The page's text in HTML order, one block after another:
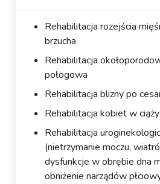
Rehabilitacja rozejścia
brzucha
Rehabilitacja
połogowa
Rehabilitacja blizny po
Rehabilitacja kobiet w ciąży
Rehabilitacja
(nietrzymanie moczu,
dysfunkcje w obrębie dna
obniżenie narządów